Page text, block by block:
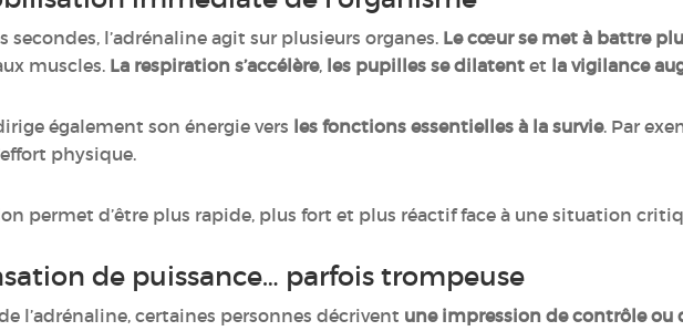
secondes, l’adrénaline agit sur plusieurs organes. Le cœur se met à battre
muscles. La respiration s’accélère, les pupilles se dilatent et la vigilance
également son énergie vers les fonctions essentielles à la survie. Par
physique.
permet d’être plus rapide, plus fort et plus réactif face à une situation
de puissance… parfois trompeuse
l’adrénaline, certaines personnes décrivent une impression de contrôle ou